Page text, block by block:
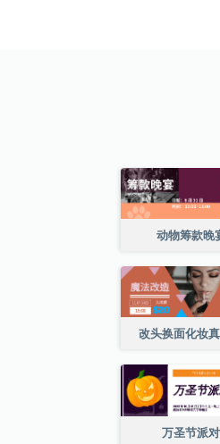
动物筹款晚
改头换面化妆
万圣节派